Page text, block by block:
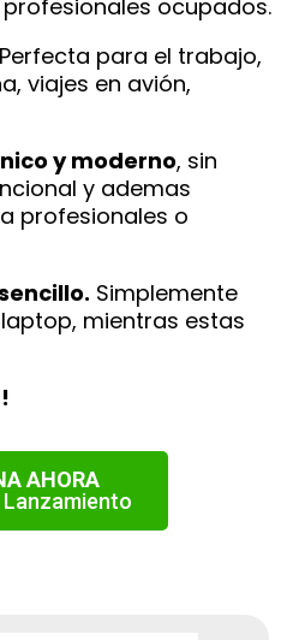
ocupados.
para el trabajo,
viajes en avión,
y moderno, sin
y ademas
profesionales o
Simplemente
mientras estas
AHORA